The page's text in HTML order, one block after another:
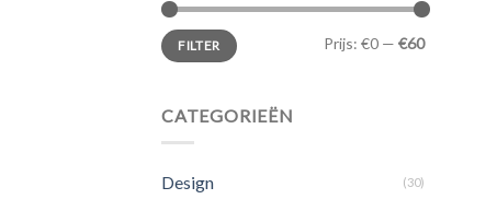
FILTER Prijs: €0 — €60
CATEGORIEËN
Design (30)